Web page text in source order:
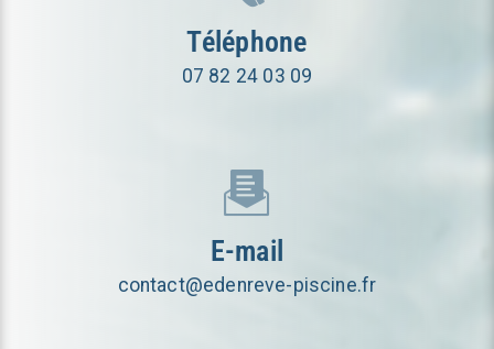
Téléphone
07 82 24 03 09
E-mail
contact@edenreve-piscine.fr